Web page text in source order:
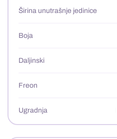
Širina unutrašnje jedinice
Boja
Daljinski
Freon
Ugradnja